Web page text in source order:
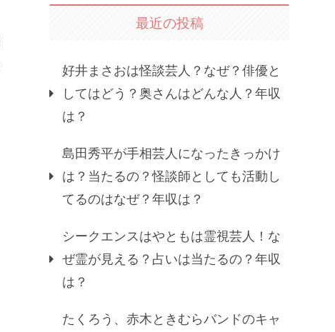
最近の投稿
好井まさおは怪談芸人？なぜ？俳優と
してはどう？奥さんはどんな人？年収
は？
島田秀平が手相芸人になったきっかけ
は？当たるの？怪談師としても活動し
てるのはなぜ？年収は？
シークエンスはやともは霊視芸人！な
ぜ霊が見える？占いは当たるの？年収
は？
たくろう、赤木ときむらバンドのキャ